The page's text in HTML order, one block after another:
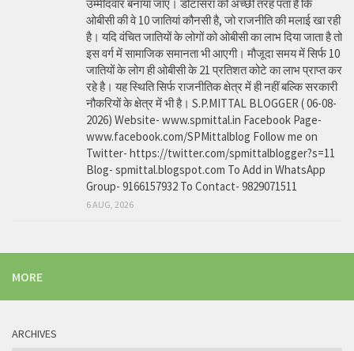
उम्मीदवार बनाया जाए। डोटासरा को अच्छी तरह पता है कि
ओबीसी की वे 10 जातियां कौनसी है, जो राजनीति की मलाई खा रही
है। यदि वंचित जातियों के लोगों को ओबीसी का लाभ दिया जाता है तो
इस वर्ग में सामाजिक समानता भी आएगी। मौजूदा समय में सिर्फ 10
जातियों के लोग ही ओबीसी के 21 प्रतिशत कोटे का लाभ प्राप्त कर
रहे है। यह स्थिति सिर्फ राजनीतिक क्षेत्र में ही नहीं बल्कि सरकारी
नौकरियों के क्षेत्र में भी है। S.P.MITTAL BLOGGER ( 06-08-
2026) Website- www.spmittal.in Facebook Page-
www.facebook.com/SPMittalblog Follow me on
Twitter- https://twitter.com/spmittalblogger?s=11
Blog- spmittal.blogspot.com To Add in WhatsApp
Group- 9166157932 To Contact- 9829071511
6 AUG, 2026
MORE
ARCHIVES